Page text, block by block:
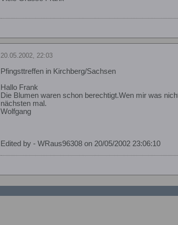
20.05.2002, 22:03
Pfingsttreffen in Kirchberg/Sachsen
Hallo Frank
Die Blumen waren schon berechtigt.Wen mir was
nächsten mal.
Wolfgang
Edited by - WRaus96308 on 20/05/2002 23:06:10